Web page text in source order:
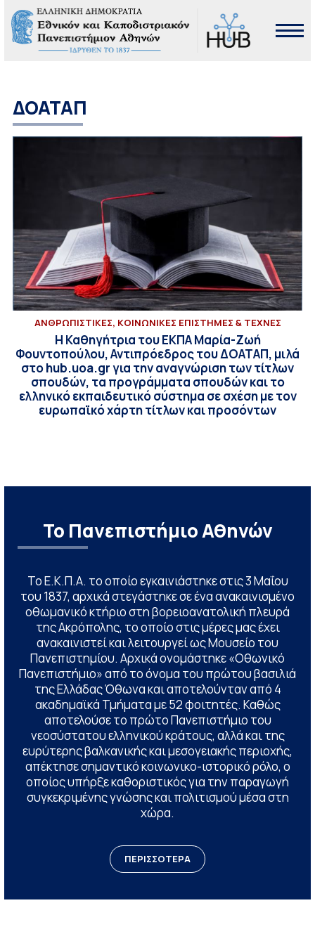
ΔΟΑΤΑΠ
ΑΝΘΡΩΠΙΣΤΙΚΕΣ, ΚΟΙΝΩΝΙΚΕΣ ΕΠΙΣΤΗΜΕΣ & ΤΕΧΝΕΣ
Η Καθηγήτρια του ΕΚΠΑ Μαρία-Ζωή
Φουντοπούλου, Αντιπρόεδρος του ΔΟΑΤΑΠ, μιλά
στο hub.uoa.gr για την αναγνώριση των τίτλων
σπουδών, τα προγράμματα σπουδών και το
ελληνικό εκπαιδευτικό σύστημα σε σχέση με τον
ευρωπαϊκό χάρτη τίτλων και προσόντων
Το Πανεπιστήμιο Αθηνών
Το Ε.Κ.Π.Α. το οποίο εγκαινιάστηκε στις 3 Μαΐου
του 1837, αρχικά στεγάστηκε σε ένα ανακαινισμένο
οθωμανικό κτήριο στη βορειοανατολική πλευρά
της Ακρόπολης, το οποίο στις μέρες μας έχει
ανακαινιστεί και λειτουργεί ως Μουσείο του
Πανεπιστημίου. Αρχικά ονομάστηκε «Οθωνικό
Πανεπιστήμιο» από το όνομα του πρώτου βασιλιά
της Ελλάδας Όθωνα και αποτελούνταν από 4
ακαδημαϊκά Τμήματα με 52 φοιτητές. Καθώς
αποτελούσε το πρώτο Πανεπιστήμιο του
νεοσύστατου ελληνικού κράτους, αλλά και της
ευρύτερης βαλκανικής και μεσογειακής περιοχής,
απέκτησε σημαντικό κοινωνικο-ιστορικό ρόλο, ο
οποίος υπήρξε καθοριστικός για την παραγωγή
συγκεκριμένης γνώσης και πολιτισμού μέσα στη
χώρα.
ΠΕΡΙΣΣΟΤΕΡΑ